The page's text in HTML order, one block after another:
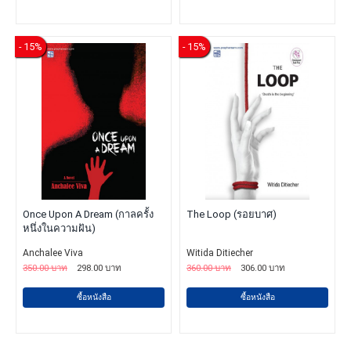
- 15%
Once Upon A Dream (กาลครั้ง
หนึ่งในความฝัน)
Anchalee Viva
350.00 บาท
298.00 บาท
ซื้อหนังสือ
- 15%
The Loop (รอยบาศ)
Witida Ditiecher
360.00 บาท
306.00 บาท
ซื้อหนังสือ